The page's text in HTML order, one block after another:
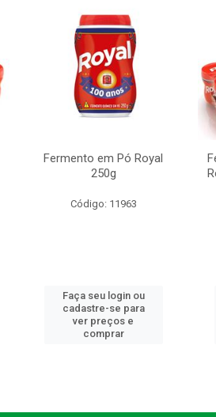
Fermento em Pó Royal
250g
Código: 11963
Faça seu login ou
cadastre-se para
ver preços e
comprar